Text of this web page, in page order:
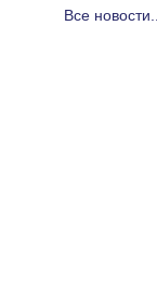
Все новости...